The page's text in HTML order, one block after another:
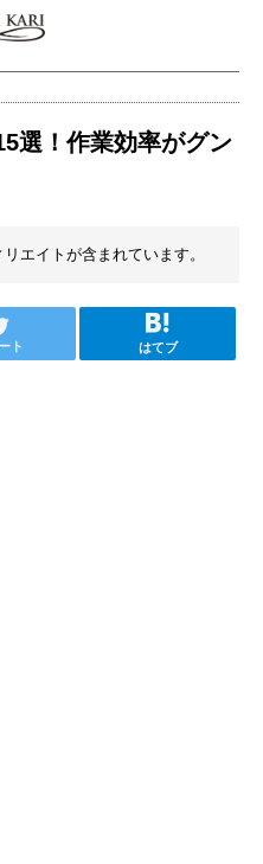
選！作業効率がグン
エイトが含まれています。
ト はてブ